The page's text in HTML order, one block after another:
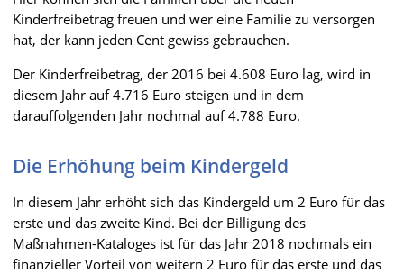
Kinderfreibetrag freuen und wer eine Familie zu versorgen
hat, der kann jeden Cent gewiss gebrauchen.
Der Kinderfreibetrag, der 2016 bei 4.608 Euro lag, wird in
diesem Jahr auf 4.716 Euro steigen und in dem
darauffolgenden Jahr nochmal auf 4.788 Euro.
Die Erhöhung beim Kindergeld
In diesem Jahr erhöht sich das Kindergeld um 2 Euro für das
erste und das zweite Kind. Bei der Billigung des
Maßnahmen-Kataloges ist für das Jahr 2018 nochmals ein
finanzieller Vorteil von weitern 2 Euro für das erste und das